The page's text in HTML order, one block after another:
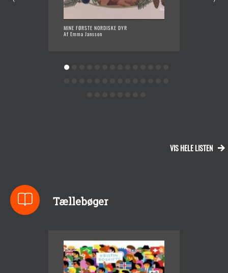
MINE FØRSTE NORDISKE DYR
Af Emma Jansson
VIS HELE LISTEN
Tællebøger